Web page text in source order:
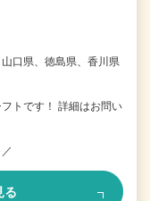
口県、徳島県、香川県
トです！ 詳細はお問い
る